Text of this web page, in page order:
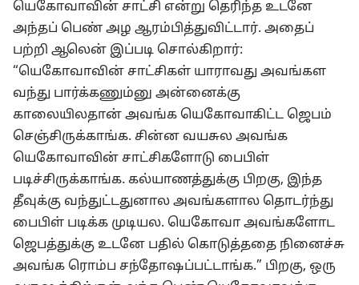
யெகோவாவின் சாட்சி என்று தெரிந்த உடனே
அந்தப் பெண் அழ ஆரம்பித்துவிட்டார். அதைப்
பற்றி ஆலென் இப்படி சொல்கிறார்:
“யெகோவாவின் சாட்சிகள் யாராவது அவங்கள
வந்து பார்க்கணும்னு அன்னைக்கு
காலையிலதான் அவங்க யெகோவாகிட்ட ஜெபம்
செஞ்சிருக்காங்க. சின்ன வயசுல அவங்க
யெகோவாவின் சாட்சிகளோடு பைபிள்
படிச்சிருக்காங்க. கல்யாணத்துக்கு பிறகு, இந்த
தீவுக்கு வந்துட்டதுனால அவங்களால தொடர்ந்து
பைபிள் படிக்க முடியல. யெகோவா அவங்களோட
ஜெபத்துக்கு உடனே பதில் கொடுத்ததை நினைச்சு
அவங்க ரொம்ப சந்தோஷப்பட்டாங்க.” பிறகு, ஒரு